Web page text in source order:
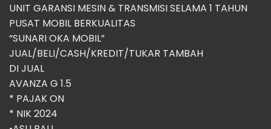
UNIT GARANSI MESIN & TRANSMISI SELAMA 1 TAHUN
PUSAT MOBIL BERKUALITAS
“SUNARI OKA MOBIL”
JUAL/BELI/CASH/KREDIT/TUKAR TAMBAH
DI JUAL
AVANZA G 1.5
* ⁠PAJAK ON
* ⁠NIK 2024